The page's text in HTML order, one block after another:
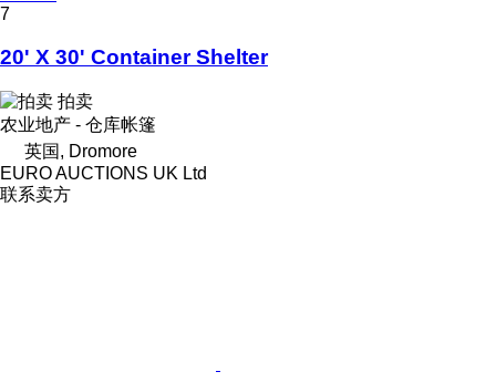
7
20' X 30' Container Shelter
拍卖
农业地产 - 仓库帐篷
英国, Dromore
EURO AUCTIONS UK Ltd
联系卖方